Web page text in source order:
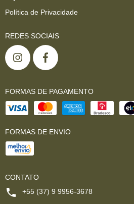
Política de Privacidade
REDES SOCIAIS
FORMAS DE PAGAMENTO
FORMAS DE ENVIO
CONTATO
+55 (37) 9 9956-3678